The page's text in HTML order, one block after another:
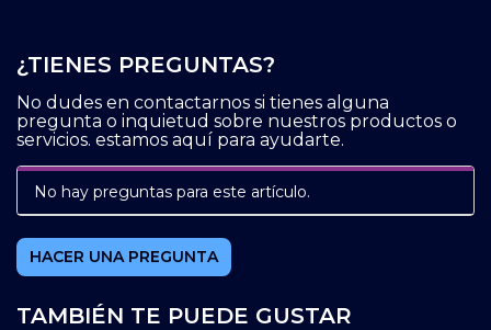
¿TIENES PREGUNTAS?
No dudes en contactarnos si tienes alguna
pregunta o inquietud sobre nuestros productos o
servicios. estamos aquí para ayudarte.
No hay preguntas para este artículo.
HACER UNA PREGUNTA
TAMBIÉN TE PUEDE GUSTAR